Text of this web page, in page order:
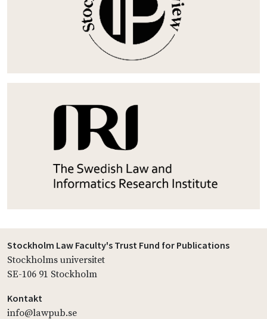
Stockholm Law Faculty's Trust Fund for Publications
Stockholms universitet
SE-106 91 Stockholm
Kontakt
info@lawpub.se